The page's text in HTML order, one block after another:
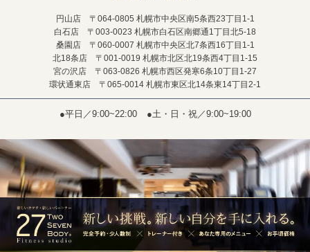
円山店 〒064-0805 札幌市中央区南5条西23丁目1-1
白石店 〒003-0023 札幌市白石区南郷通1丁目北5-18
桑園店 〒060-0007 札幌市中央区北7条西16丁目1-1
北18条店 〒001-0019 札幌市北区北19条西4丁目1-15
宮の沢店 〒063-0826 札幌市西区発寒6条10丁目1-27
環状通東店 〒065-0014 札幌市東区北14条東14丁目2-1
●平日／9:00~22:00 ●土・日・祝／9:00~19:00